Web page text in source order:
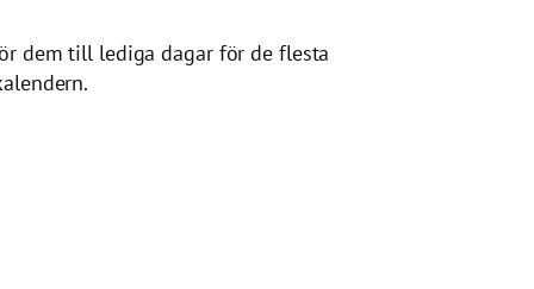
dem till lediga dagar för de flesta